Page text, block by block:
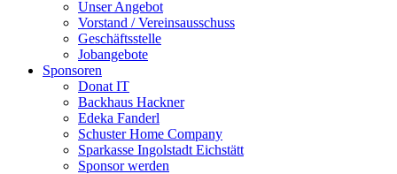
Unser Angebot
Vorstand / Vereinsausschuss
Geschäftsstelle
Jobangebote
Sponsoren
Donat IT
Backhaus Hackner
Edeka Fanderl
Schuster Home Company
Sparkasse Ingolstadt Eichstätt
Sponsor werden